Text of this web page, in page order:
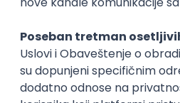
generacije na Filozofskom
stručnjak za ljudske resurse,
bavi pozorištem i glumom.
mačke i Netflix.